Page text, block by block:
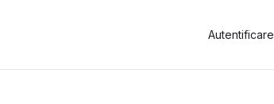
Autentificare